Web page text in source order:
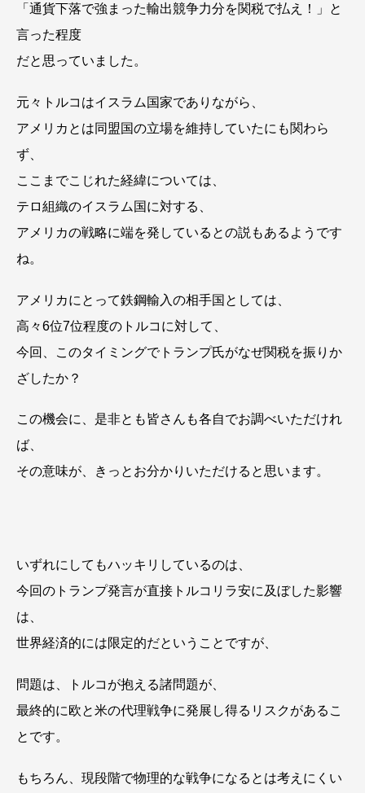
「通貨下落で強まった輸出競争力分を関税で払え！」と
言った程度
だと思っていました。
元々トルコはイスラム国家でありながら、
アメリカとは同盟国の立場を維持していたにも関わら
ず、
ここまでこじれた経緯については、
テロ組織のイスラム国に対する、
アメリカの戦略に端を発しているとの説もあるようです
ね。
アメリカにとって鉄鋼輸入の相手国としては、
高々6位7位程度のトルコに対して、
今回、このタイミングでトランプ氏がなぜ関税を振りか
ざしたか？
この機会に、是非とも皆さんも各自でお調べいただけれ
ば、
その意味が、きっとお分かりいただけると思います。
いずれにしてもハッキリしているのは、
今回のトランプ発言が直接トルコリラ安に及ぼした影響
は、
世界経済的には限定的だということですが、
問題は、トルコが抱える諸問題が、
最終的に欧と米の代理戦争に発展し得るリスクがあるこ
とです。
もちろん、現段階で物理的な戦争になるとは考えにくい